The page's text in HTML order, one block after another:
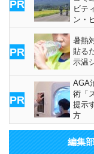
PR
ビテ
ン・
PR
暑熱
貼る
示温
PR
AGA
術「
提示
方
編集